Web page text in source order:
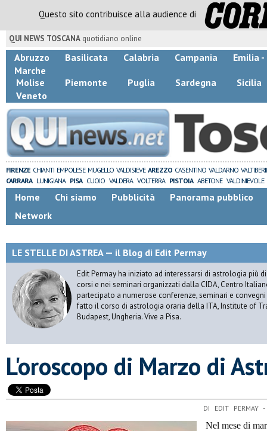
Questo sito contribuisce alla audience di
QUI NEWS TOSCANA quotidiano online
Abruzzo Basilicata Calabria Campania
Emilia -
Marche
Molise
Piemonte Puglia Sardegna
Sicilia
Veneto
FIRENZE CHIANTI EMPOLESE MUGELLO VALDISIEVE AREZZO CASENTINO VALDARNO
CARRARA LUNIGIANA PISA CUOIO VALDERA VOLTERRA PISTOIA ABETONE VALDINIEVOLE
Home Chi siamo Pubblicità
Panorama pubblico
Network
LE STELLE DI ASTREA — il Blog di Edit Permay
Edit Permay ha iniziato ad interessarsi di astrologia più
corsi e nei seminari organizzati dalla CIDA, Centro
partecipato a numerose conferenze, seminari e
fatto il corso di astrologia oraria della ITA, Institute of
Budapest, Ungheria. Vive a Pisa.
L'oroscopo di Marzo di
DI EDIT PERMAY
Nel mese di